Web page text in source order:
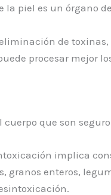
la piel es un órgano
de toxinas,
procesar mejor
que son
implica
granos enteros,